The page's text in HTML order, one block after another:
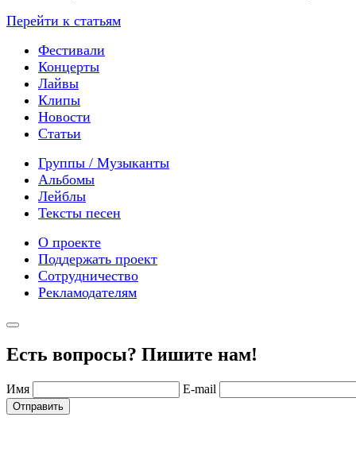
Перейти к статьям
Фестивали
Концерты
Лайвы
Клипы
Новости
Статьи
Группы / Музыканты
Альбомы
Лейблы
Тексты песен
О проекте
Поддержать проект
Сотрудничество
Рекламодателям
Есть вопросы? Пишите нам!
Имя E-mail